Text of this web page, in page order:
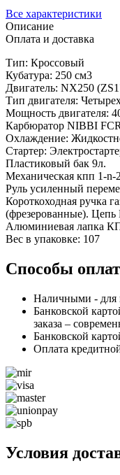
Все характеристики
Описание
Оплата и доставка
Тип: Кроссовый
Кубатура: 250 см3
Двигатель: NX250
Тип двигателя:
Мощность двигателя:
Карбюратор NIBBI
Охлаждение:
Стартер:
Пластиковый бак 9л.
Механическая кпп 1-n-
Руль усиленный
Короткоходная ручка
(фрезерованные). Цепь
Алюминиевая лапка
Вес в упаковке: 107
Способы
Наличными - для
Банковской
заказа –
Банковской
Оплата
Условия